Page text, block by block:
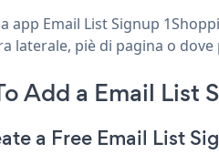
app Email List Signup
laterale, piè di pagina o
Add a Email List
a Free Email List